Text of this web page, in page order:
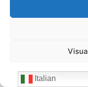
Italian